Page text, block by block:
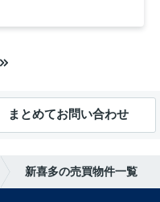
まとめてお問い合わせ
新喜多の売買物件一覧